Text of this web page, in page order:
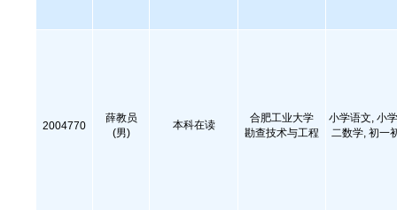
2004770
薛教员
(男)
本科在读
合肥工业大学
勘查技术与工程
小学语文, 小
二数学, 初一